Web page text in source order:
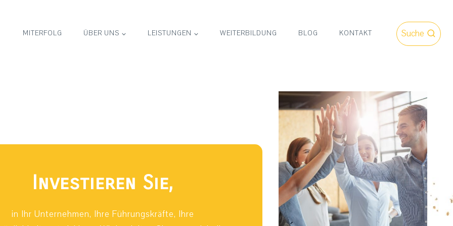
MITERFOLG ÜBER UNS LEISTUNGEN WEITERBILDUNG BLOG KONTAKT Suche
Investieren Sie,
in Ihr Unternehmen, Ihre Führungskräfte, Ihre